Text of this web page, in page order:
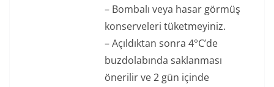
– Bombalı veya hasar görmüş
konserveleri tüketmeyiniz.
– Açıldıktan sonra 4°C’de
buzdolabında saklanması
önerilir ve 2 gün içinde